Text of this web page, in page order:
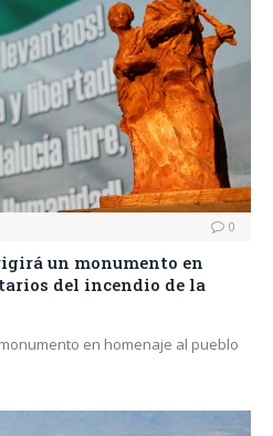
0
un monumento en
del incendio de la
en homenaje al pueblo